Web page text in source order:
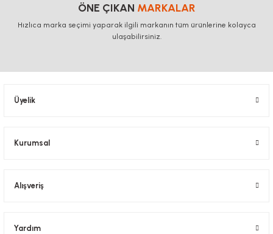
ÖNE ÇIKAN MARKALAR
Hızlıca marka seçimi yaparak ilgili markanın tüm ürünlerine kolayca
ulaşabilirsiniz.
Üyelik
Kurumsal
Alışveriş
Yardım